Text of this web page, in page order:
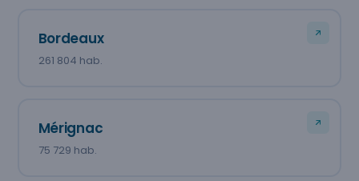
Bordeaux
261 804 hab.
Mérignac
75 729 hab.